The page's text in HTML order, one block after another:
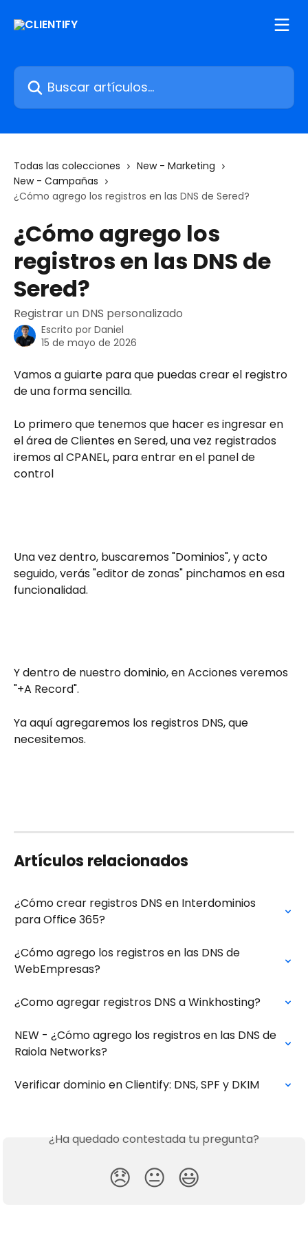
Buscar artículos...
Todas las colecciones
New - Marketing
New - Campañas
¿Cómo agrego los registros en las DNS de Sered?
¿Cómo agrego los
registros en las DNS de
Sered?
Registrar un DNS personalizado
Escrito por Daniel
15 de mayo de 2026
Vamos a guiarte para que puedas crear el registro
de una forma sencilla.
Lo primero que tenemos que hacer es ingresar en
el área de Clientes en Sered, una vez registrados
iremos al CPANEL, para entrar en el panel de
control
Una vez dentro, buscaremos "Dominios", y acto
seguido, verás "editor de zonas" pinchamos en esa
funcionalidad.
Y dentro de nuestro dominio, en Acciones veremos
"+A Record".
Ya aquí agregaremos los registros DNS, que
necesitemos.
Artículos relacionados
¿Cómo crear registros DNS en Interdominios
para Office 365?
¿Cómo agrego los registros en las DNS de
WebEmpresas?
¿Como agregar registros DNS a Winkhosting?
NEW - ¿Cómo agrego los registros en las DNS de
Raiola Networks?
Verificar dominio en Clientify: DNS, SPF y DKIM
¿Ha quedado contestada tu pregunta?
😞 😐 😃